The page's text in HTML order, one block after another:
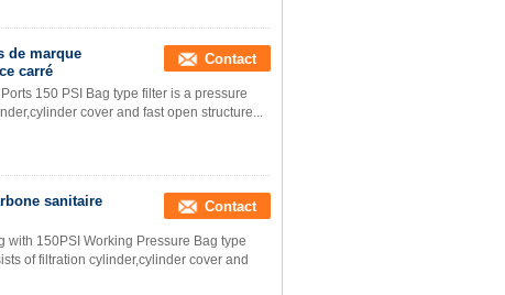
de marque
carré
Contact
150 PSI Bag type filter is a pressure
cover and fast open structure...
sanitaire
Contact
with 150PSI Working Pressure Bag type
of filtration cylinder,cylinder cover and